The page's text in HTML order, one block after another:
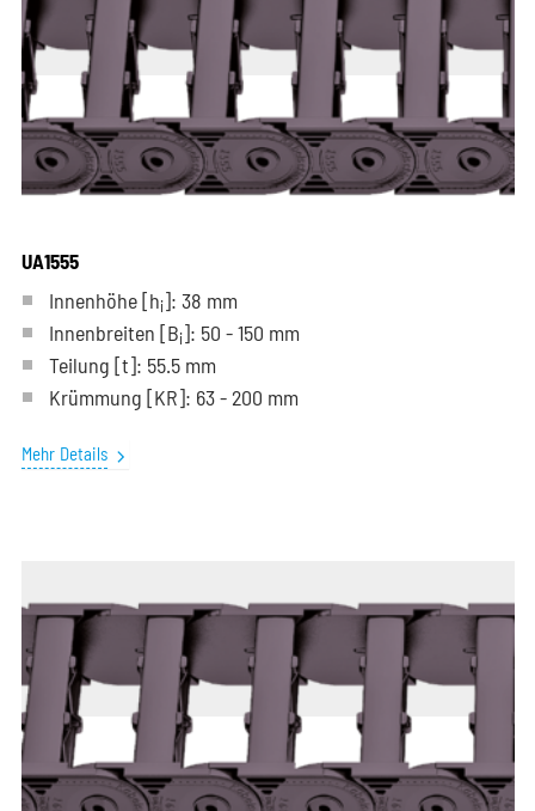
UA1555
Innenhöhe [hi]: 38 mm
Innenbreiten [Bi]: 50 - 150 mm
Teilung [t]: 55.5 mm
Krümmung [KR]: 63 - 200 mm
Mehr Details